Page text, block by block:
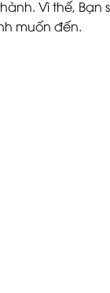
Vì thế, Bạn
muốn đến.